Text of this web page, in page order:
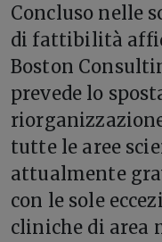
Concluso nelle
di fattibilità
Boston
prevede lo
tutte le aree
attualmente
con le sole
cliniche di area